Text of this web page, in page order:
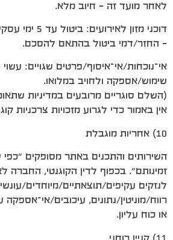
לאחר מועד זה – חיוב מלא.
דוכני מזון
– החזר/דמי ביטול בהתאם להסכם.
אי־נוכחות/אי־איסוף/פרטים שגויים:
שימוש/אספקה ולחויב במלואו.
(השלם סוגריים מרובעים במדיניות
אין באמור כדי לגרוע מזכויות צרכניות
10) אחריות מוגבלת
זמינותם”. בכפוף לדין הקוגנטי, החברה
לנזקים עקיפים/תוצאתיים/מיוחדים/
רווח/מוניטין/נתונים, עיכובים/
או כוח עליון.